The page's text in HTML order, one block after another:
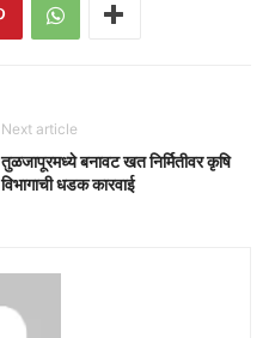
Next article
तुळजापूरमध्ये बनावट खत निर्मितीवर कृषि
विभागाची धडक कारवाई